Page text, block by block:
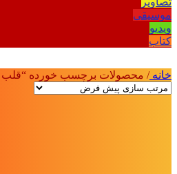
موسیقی
ویدیو
کتاب
خانه/ محصولات برچسب خورده “قلب